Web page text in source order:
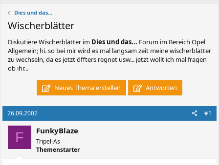
Dies und das...
Wischerblätter
DiskutiereWischerblätter im Dies und das... Forum im Bereich Opel
Allgemein; hi. so bei mir wird es mal langsam zeit meine wischerblätter
zu wechseln, da es jetzt öffters regnet usw... jetzt wollt ich mal fragen
ob ihr...
Neues Thema erstellen Antworten
26.09.2002 #1
F FunkyBlaze
Tripel-As
Themenstarter